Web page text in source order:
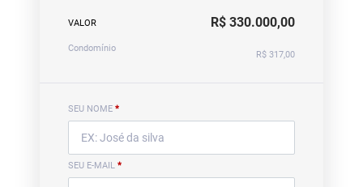
VALOR R$ 330.000,00
Condomínio
R$ 317,00
SEU NOME *
SEU E-MAIL *